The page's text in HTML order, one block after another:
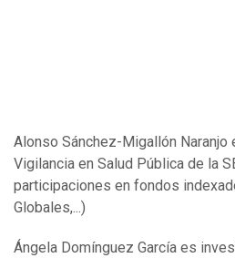
Alonso Sánchez-Migallón Naranjo
Vigilancia en Salud Pública de la
participaciones en fondos
Globales,...)
Ángela Domínguez García es